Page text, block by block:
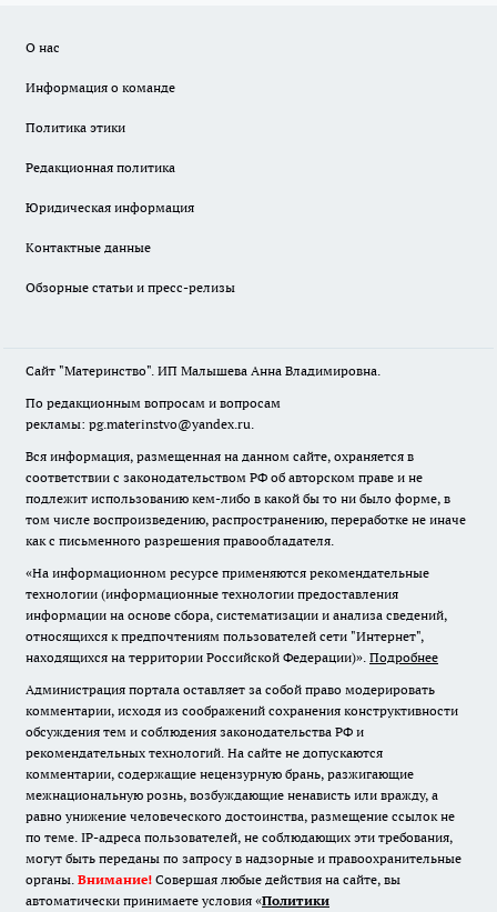
О нас
Информация о команде
Политика этики
Редакционная политика
Юридическая информация
Контактные данные
Обзорные статьи и пресс-релизы
Сайт "Материнство". ИП Малышева Анна Владимировна.
По редакционным вопросам и вопросам
рекламы: pg.materinstvo@yandex.ru.
Вся информация, размещенная на данном сайте, охраняется в
соответствии с законодательством РФ об авторском праве и не
подлежит использованию кем-либо в какой бы то ни было форме, в
том числе воспроизведению, распространению, переработке не иначе
как с письменного разрешения правообладателя.
«На информационном ресурсе применяются рекомендательные
технологии (информационные технологии предоставления
информации на основе сбора, систематизации и анализа сведений,
относящихся к предпочтениям пользователей сети "Интернет",
находящихся на территории Российской Федерации)». Подробнее
Администрация портала оставляет за собой право модерировать
комментарии, исходя из соображений сохранения конструктивности
обсуждения тем и соблюдения законодательства РФ и
рекомендательных технологий. На сайте не допускаются
комментарии, содержащие нецензурную брань, разжигающие
межнациональную рознь, возбуждающие ненависть или вражду, а
равно унижение человеческого достоинства, размещение ссылок не
по теме. IP-адреса пользователей, не соблюдающих эти требования,
могут быть переданы по запросу в надзорные и правоохранительные
органы. Внимание! Совершая любые действия на сайте, вы
автоматически принимаете условия «Политики